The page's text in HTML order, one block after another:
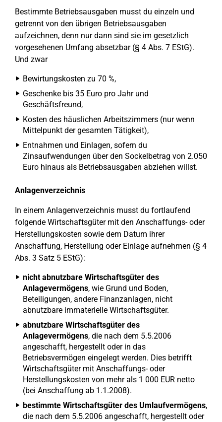
Bestimmte Betriebsausgaben musst du einzeln und
getrennt von den übrigen Betriebsausgaben
aufzeichnen, denn nur dann sind sie im gesetzlich
vorgesehenen Umfang absetzbar (§ 4 Abs. 7 EStG).
Und zwar
Bewirtungskosten zu 70 %,
Geschenke bis 35 Euro pro Jahr und
Geschäftsfreund,
Kosten des häuslichen Arbeitszimmers (nur wenn
Mittelpunkt der gesamten Tätigkeit),
Entnahmen und Einlagen, sofern du
Zinsaufwendungen über den Sockelbetrag von 2.050
Euro hinaus als Betriebsausgaben abziehen willst.
Anlagenverzeichnis
In einem Anlagenverzeichnis musst du fortlaufend
folgende Wirtschaftsgüter mit den Anschaffungs- oder
Herstellungskosten sowie dem Datum ihrer
Anschaffung, Herstellung oder Einlage aufnehmen (§ 4
Abs. 3 Satz 5 EStG):
nicht abnutzbare Wirtschaftsgüter des
Anlagevermögens, wie Grund und Boden,
Beteiligungen, andere Finanzanlagen, nicht
abnutzbare immaterielle Wirtschaftsgüter.
abnutzbare Wirtschaftsgüter des
Anlagevermögens, die nach dem 5.5.2006
angeschafft, hergestellt oder in das
Betriebsvermögen eingelegt werden. Dies betrifft
Wirtschaftsgüter mit Anschaffungs- oder
Herstellungskosten von mehr als 1 000 EUR netto
(bei Anschaffung ab 1.1.2008).
bestimmte Wirtschaftsgüter des Umlaufvermögens,
die nach dem 5.5.2006 angeschafft, hergestellt oder